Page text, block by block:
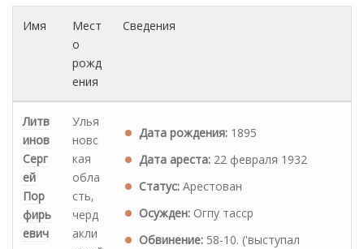
Имя
Мест
о
рожд
ения
Сведения
Литв
инов
Серг
ей
Пор
фирь
евич
Улья
новс
кая
обла
сть,
черд
акли
Дата рождения: 1895
Дата ареста: 22 февраля 1932
Статус: Арестован
Осужден: Огпу тасср
Обвинение: 58-10. ('выступал